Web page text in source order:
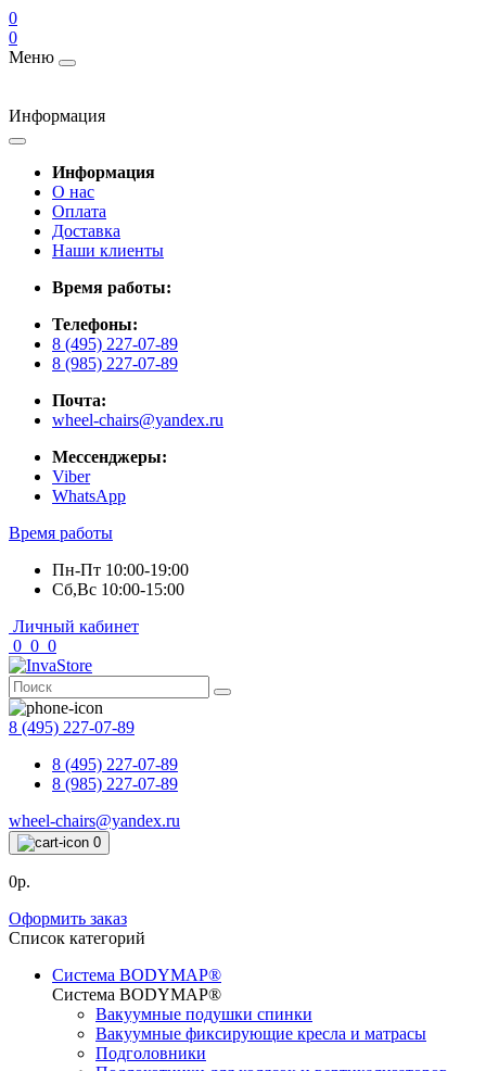
0
0
Меню
Информация
Информация
О нас
Оплата
Доставка
Наши клиенты
Время работы:
Телефоны:
8 (495) 227-07-89
8 (985) 227-07-89
Почта:
wheel-chairs@yandex.ru
Мессенджеры:
Viber
WhatsApp
Время работы
Пн-Пт 10:00-19:00
Сб,Вс 10:00-15:00
Личный кабинет
0 0 0
8 (495) 227-07-89
8 (495) 227-07-89
8 (985) 227-07-89
wheel-chairs@yandex.ru
0
0р.
Оформить заказ
Список категорий
Система BODYMAP®
Система BODYMAP®
Вакуумные подушки спинки
Вакуумные фиксирующие кресла и матрасы
Подголовники